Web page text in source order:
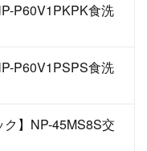
P60V1PKPK食洗
P60V1PSPS食洗
】NP-45MS8S交